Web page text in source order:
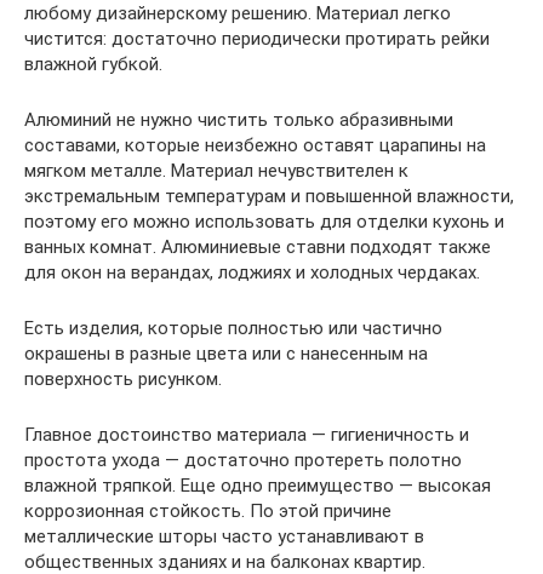
любому дизайнерскому решению. Материал легко
чистится: достаточно периодически протирать рейки
влажной губкой.
Алюминий не нужно чистить только абразивными
составами, которые неизбежно оставят царапины на
мягком металле. Материал нечувствителен к
экстремальным температурам и повышенной влажности,
поэтому его можно использовать для отделки кухонь и
ванных комнат. Алюминиевые ставни подходят также
для окон на верандах, лоджиях и холодных чердаках.
Есть изделия, которые полностью или частично
окрашены в разные цвета или с нанесенным на
поверхность рисунком.
Главное достоинство материала — гигиеничность и
простота ухода — достаточно протереть полотно
влажной тряпкой. Еще одно преимущество — высокая
коррозионная стойкость. По этой причине
металлические шторы часто устанавливают в
общественных зданиях и на балконах квартир.